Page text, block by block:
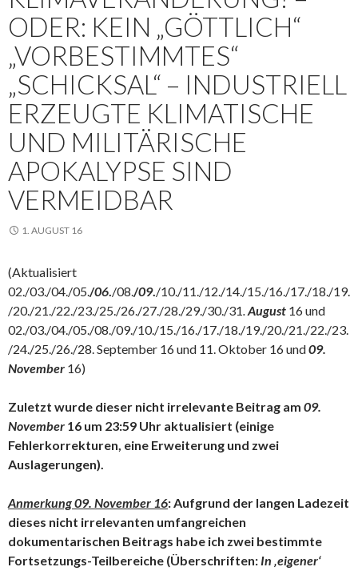
ODER: KEIN „GÖTTLICH“
„VORBESTIMMTES“
„SCHICKSAL“ – INDUSTRIELL
ERZEUGTE KLIMATISCHE
UND MILITÄRISCHE
APOKALYPSE SIND
VERMEIDBAR
1. AUGUST 16
(Aktualisiert
02./03./04./05./06./08./09./10./11./12./14./15./16./17./18./19.
/20./21./22./23./25./26./27./28./29./30./31.August 16 und
02./03./04./05./08./09./10./15./16./17./18./19./20./21./22./23.
/24./25./26./28. September 16 und 11. Oktober 16 und09.
November 16)
Zuletzt wurde dieser nicht irrelevante Beitrag am 09.
November 16 um 23:59 Uhr aktualisiert (einige
Fehlerkorrekturen, eine Erweiterung und zwei
Auslagerungen).
Anmerkung 09. November 16: Aufgrund der langen Ladezeit
dieses nicht irrelevanten umfangreichen
dokumentarischen Beitrags habe ich zwei bestimmte
Fortsetzungs-Teilbereiche (Überschriften: In ‚eigener‘